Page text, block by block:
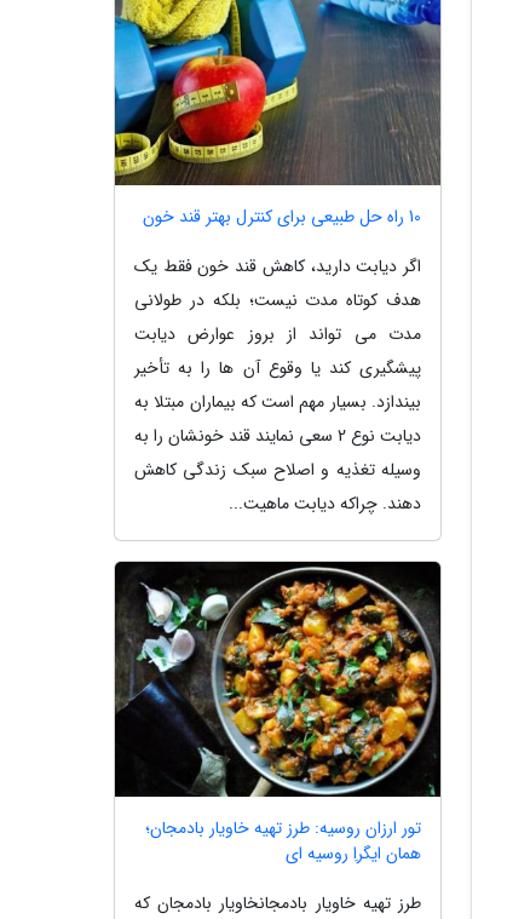
10 راه حل طبیعی برای کنترل بهتر قند خون
اگر دیابت دارید، کاهش قند خون فقط یک
هدف کوتاه مدت نیست؛ بلکه در طولانی
مدت می تواند از بروز عوارض دیابت
پیشگیری کند یا وقوع آن ها را به تأخیر
بیندازد. بسیار مهم است که بیماران مبتلا به
دیابت نوع 2 سعی نمایند قند خونشان را به
وسیله تغذیه و اصلاح سبک زندگی کاهش
دهند. چراکه دیابت ماهیت...
تور ارزان روسیه: طرز تهیه خاویار بادمجان؛
همان ایگراِ روسیه ای
طرز تهیه خاویار بادمجانخاویار بادمجان که